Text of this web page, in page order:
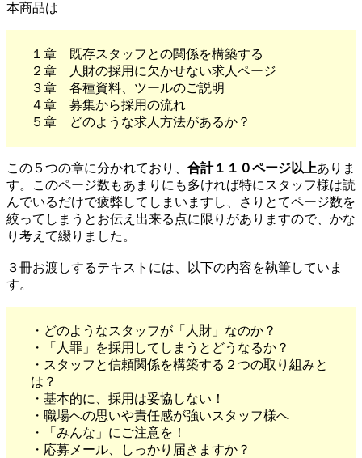
本商品は
１章 既存スタッフとの関係を構築する
２章 人財の採用に欠かせない求人ページ
３章 各種資料、ツールのご説明
４章 募集から採用の流れ
５章 どのような求人方法があるか？
この５つの章に分かれており、 合計１１０ページ以上ありま
す。このページ数もあまりにも多ければ特にスタッフ様は読
んでいるだけで疲弊してしまいますし、さりとてページ数を
絞ってしまうとお伝え出来る点に限りがありますので、かな
り考えて綴りました。
３冊お渡しするテキストには、以下の内容を執筆していま
す。
・どのようなスタッフが「人財」なのか？
・「人罪」を採用してしまうとどうなるか？
・スタッフと信頼関係を構築する２つの取り組みと
は？
・基本的に、採用は妥協しない！
・職場への思いや責任感が強いスタッフ様へ
・「みんな」にご注意を！
・応募メール、しっかり届きますか？